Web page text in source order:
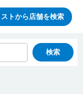
ストから店舗を検索
検索